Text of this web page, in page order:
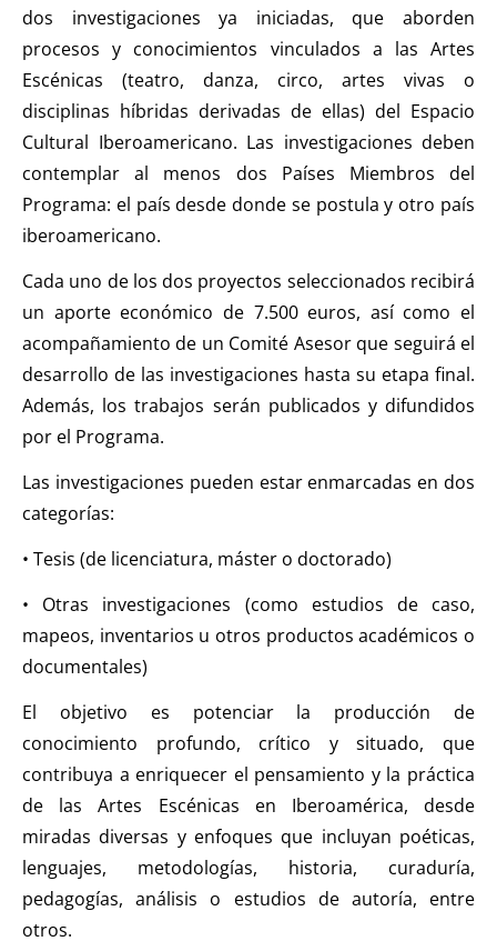
dos investigaciones ya iniciadas, que aborden
procesos y conocimientos vinculados a las Artes
Escénicas (teatro, danza, circo, artes vivas o
disciplinas híbridas derivadas de ellas) del Espacio
Cultural Iberoamericano. Las investigaciones deben
contemplar al menos dos Países Miembros del
Programa: el país desde donde se postula y otro país
iberoamericano.
Cada uno de los dos proyectos seleccionados recibirá
un aporte económico de 7.500 euros, así como el
acompañamiento de un Comité Asesor que seguirá el
desarrollo de las investigaciones hasta su etapa final.
Además, los trabajos serán publicados y difundidos
por el Programa.
Las investigaciones pueden estar enmarcadas en dos
categorías:
• Tesis (de licenciatura, máster o doctorado)
• Otras investigaciones (como estudios de caso,
mapeos, inventarios u otros productos académicos o
documentales)
El objetivo es potenciar la producción de
conocimiento profundo, crítico y situado, que
contribuya a enriquecer el pensamiento y la práctica
de las Artes Escénicas en Iberoamérica, desde
miradas diversas y enfoques que incluyan poéticas,
lenguajes, metodologías, historia, curaduría,
pedagogías, análisis o estudios de autoría, entre
otros.